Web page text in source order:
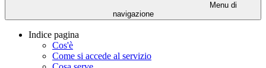
Menu di
navigazione
Indice pagina
Cos'è
Come si accede al servizio